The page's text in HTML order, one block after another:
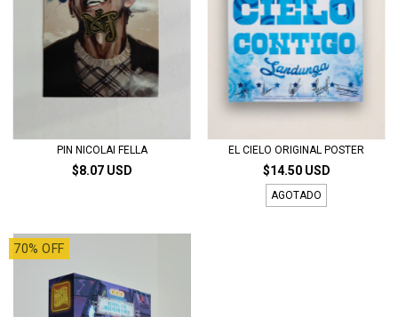
PIN NICOLAI FELLA
$8.07 USD
EL CIELO ORIGINAL POSTER
$14.50 USD
AGOTADO
70% OFF